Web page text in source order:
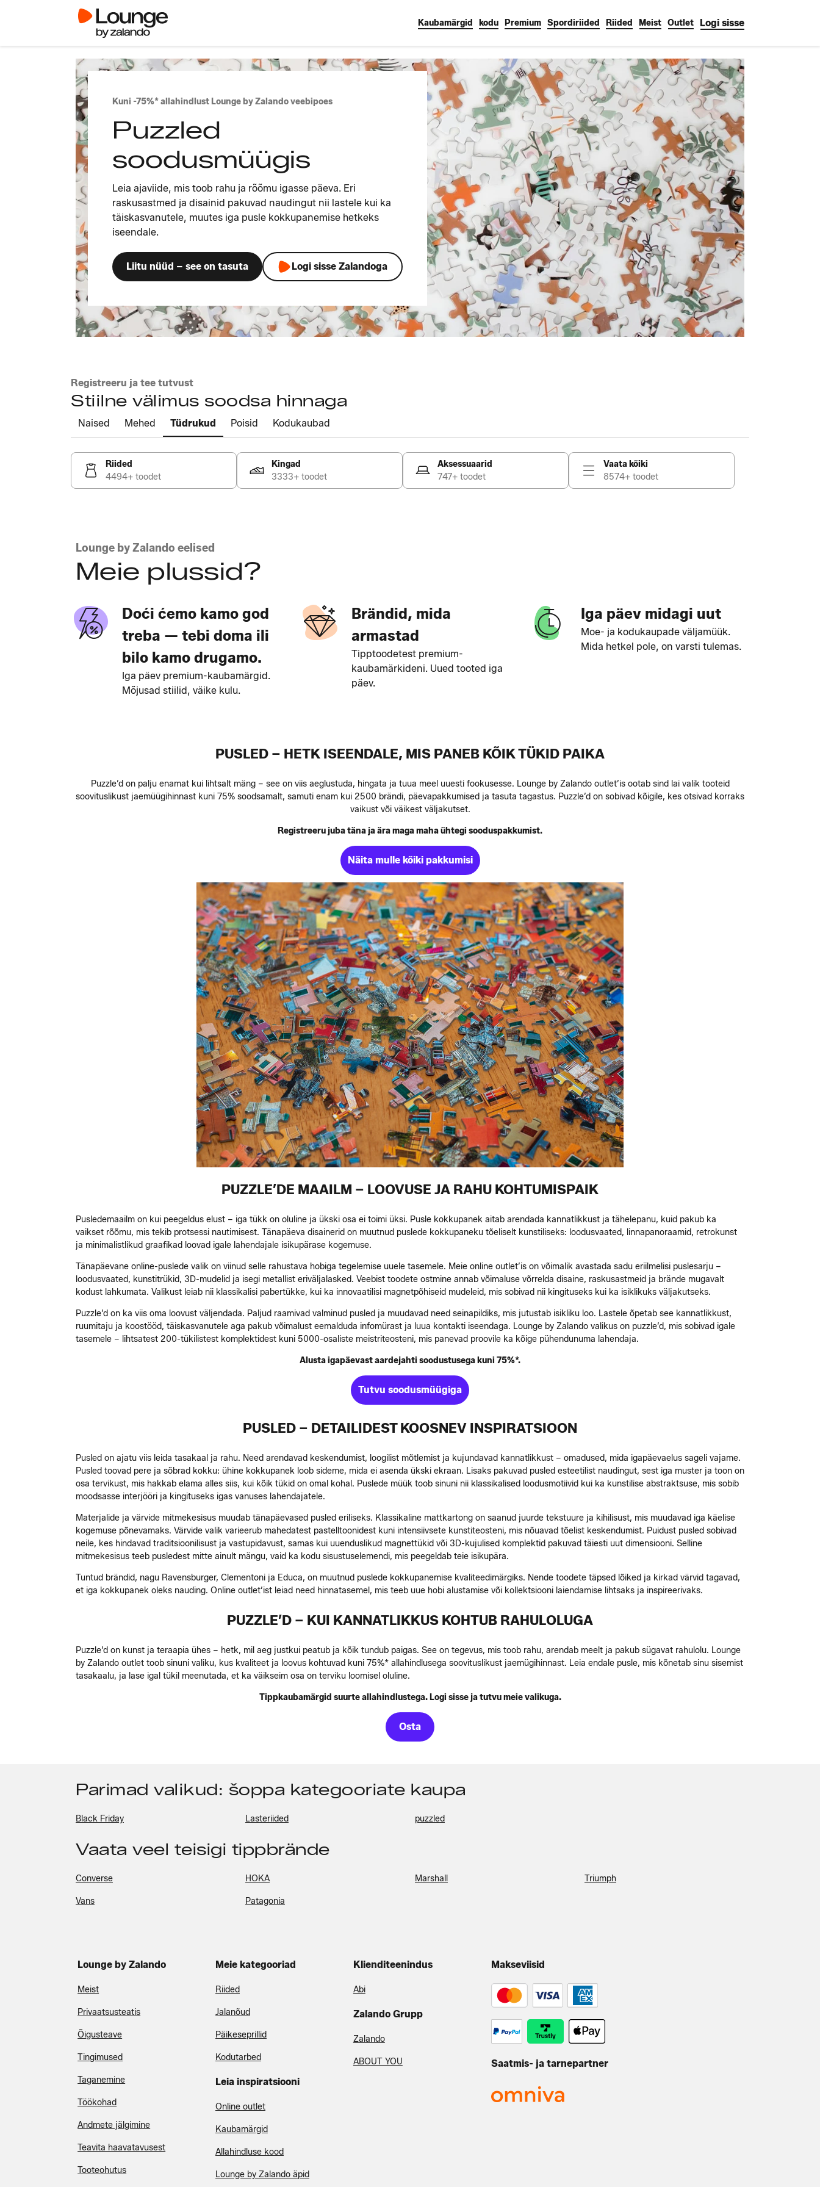
Kaubamärgid kodu Premium Spordiriided Riided Meist Outlet Logi sisse
Kuni -75%* allahindlust Lounge by Zalando veebipoes
Puzzled
soodusmüügis
Leia ajaviide, mis toob rahu ja rõõmu igasse päeva. Eri
raskusastmed ja disainid pakuvad naudingut nii lastele kui ka
täiskasvanutele, muutes iga pusle kokkupanemise hetkeks
iseendale.
Liitu nüüd – see on tasuta Logi sisse Zalandoga
Registreeru ja tee tutvust
Stiilne välimus soodsa hinnaga
Naised Mehed Tüdrukud Poisid Kodukaubad
Riided
4494+ toodet
Kingad
3333+ toodet
Aksessuaarid
747+ toodet
Vaata kõiki
8574+ toodet
Lounge by Zalando eelised
Meie plussid?
Doći ćemo kamo god
treba — tebi doma ili
bilo kamo drugamo.
Iga päev premium-kaubamärgid.
Mõjusad stiilid, väike kulu.
Brändid, mida
armastad
Tipptoodetest premium-
kaubamärkideni. Uued tooted iga
päev.
Iga päev midagi uut
Moe- ja kodukaupade väljamüük.
Mida hetkel pole, on varsti tulemas.
PUSLED – HETK ISEENDALE, MIS PANEB KÕIK TÜKID PAIKA
Puzzle’d on palju enamat kui lihtsalt mäng – see on viis aeglustuda, hingata ja tuua meel uuesti fookusesse. Lounge by Zalando outlet’is ootab sind lai valik tooteid
soovituslikust jaemüügihinnast kuni 75% soodsamalt, samuti enam kui 2500 brändi, päevapakkumised ja tasuta tagastus. Puzzle’d on sobivad kõigile, kes otsivad korraks
vaikust või väikest väljakutset.
Registreeru juba täna ja ära maga maha ühtegi sooduspakkumist.
Näita mulle kõiki pakkumisi
PUZZLE’DE MAAILM – LOOVUSE JA RAHU KOHTUMISPAIK
Pusledemaailm on kui peegeldus elust – iga tükk on oluline ja ükski osa ei toimi üksi. Pusle kokkupanek aitab arendada kannatlikkust ja tähelepanu, kuid pakub ka
vaikset rõõmu, mis tekib protsessi nautimisest. Tänapäeva disainerid on muutnud puslede kokkupaneku tõeliselt kunstiliseks: loodusvaated, linnapanoraamid, retrokunst
ja minimalistlikud graafikad loovad igale lahendajale isikupärase kogemuse.
Tänapäevane online-puslede valik on viinud selle rahustava hobiga tegelemise uuele tasemele. Meie online outlet’is on võimalik avastada sadu eriilmelisi puslesarju –
loodusvaated, kunstitrükid, 3D-mudelid ja isegi metallist eriväljalasked. Veebist toodete ostmine annab võimaluse võrrelda disaine, raskusastmeid ja brände mugavalt
kodust lahkumata. Valikust leiab nii klassikalisi pabertükke, kui ka innovaatilisi magnetpõhiseid mudeleid, mis sobivad nii kingituseks kui ka isiklikuks väljakutseks.
Puzzle’d on ka viis oma loovust väljendada. Paljud raamivad valminud pusled ja muudavad need seinapildiks, mis jutustab isikliku loo. Lastele õpetab see kannatlikkust,
ruumitaju ja koostööd, täiskasvanutele aga pakub võimalust eemalduda infomürast ja luua kontakti iseendaga. Lounge by Zalando valikus on puzzle’d, mis sobivad igale
tasemele – lihtsatest 200-tükilistest komplektidest kuni 5000-osaliste meistriteosteni, mis panevad proovile ka kõige pühendunuma lahendaja.
Alusta igapäevast aardejahti soodustusega kuni 75%*.
Tutvu soodusmüügiga
PUSLED – DETAILIDEST KOOSNEV INSPIRATSIOON
Pusled on ajatu viis leida tasakaal ja rahu. Need arendavad keskendumist, loogilist mõtlemist ja kujundavad kannatlikkust – omadused, mida igapäevaelus sageli vajame.
Pusled toovad pere ja sõbrad kokku: ühine kokkupanek loob sideme, mida ei asenda ükski ekraan. Lisaks pakuvad pusled esteetilist naudingut, sest iga muster ja toon on
osa tervikust, mis hakkab elama alles siis, kui kõik tükid on omal kohal. Puslede müük toob sinuni nii klassikalised loodusmotiivid kui ka kunstilise abstraktsuse, mis sobib
moodsasse interjööri ja kingituseks igas vanuses lahendajatele.
Materjalide ja värvide mitmekesisus muudab tänapäevased pusled eriliseks. Klassikaline mattkartong on saanud juurde tekstuure ja kihilisust, mis muudavad iga käelise
kogemuse põnevamaks. Värvide valik varieerub mahedatest pastelltoonidest kuni intensiivsete kunstiteosteni, mis nõuavad tõelist keskendumist. Puidust pusled sobivad
neile, kes hindavad traditsioonilisust ja vastupidavust, samas kui uuenduslikud magnettükid või 3D-kujulised komplektid pakuvad täiesti uut dimensiooni. Selline
mitmekesisus teeb pusledest mitte ainult mängu, vaid ka kodu sisustuselemendi, mis peegeldab teie isikupära.
Tuntud brändid, nagu Ravensburger, Clementoni ja Educa, on muutnud puslede kokkupanemise kvaliteedimärgiks. Nende toodete täpsed lõiked ja kirkad värvid tagavad,
et iga kokkupanek oleks nauding. Online outlet’ist leiad need hinnatasemel, mis teeb uue hobi alustamise või kollektsiooni laiendamise lihtsaks ja inspireerivaks.
PUZZLE’D – KUI KANNATLIKKUS KOHTUB RAHULOLUGA
Puzzle’d on kunst ja teraapia ühes – hetk, mil aeg justkui peatub ja kõik tundub paigas. See on tegevus, mis toob rahu, arendab meelt ja pakub sügavat rahulolu. Lounge
by Zalando outlet toob sinuni valiku, kus kvaliteet ja loovus kohtuvad kuni 75%* allahindlusega soovituslikust jaemügihinnast. Leia endale pusle, mis kõnetab sinu sisemist
tasakaalu, ja lase igal tükil meenutada, et ka väikseim osa on terviku loomisel oluline.
Tippkaubamärgid suurte allahindlustega. Logi sisse ja tutvu meie valikuga.
Osta
Parimad valikud: šoppa kategooriate kaupa
Black Friday Lasteriided puzzled
Vaata veel teisigi tippbrände
Converse HOKA Marshall Triumph
Vans Patagonia
Lounge by Zalando
Meist
Privaatsusteatis
Õigusteave
Tingimused
Taganemine
Töökohad
Andmete jälgimine
Teavita haavatavusest
Tooteohutus
Meie kategooriad
Riided
Jalanõud
Päikeseprillid
Kodutarbed
Leia inspiratsiooni
Online outlet
Kaubamärgid
Allahindluse kood
Lounge by Zalando äpid
Klienditeenindus
Abi
Zalando Grupp
Zalando
ABOUT YOU
Makseviisid
Saatmis- ja tarnepartner